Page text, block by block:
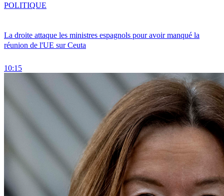
La droite attaque les ministres espagnols pour avoir manqué la
réunion de l'UE sur Ceuta
10:15
POLITIQUE